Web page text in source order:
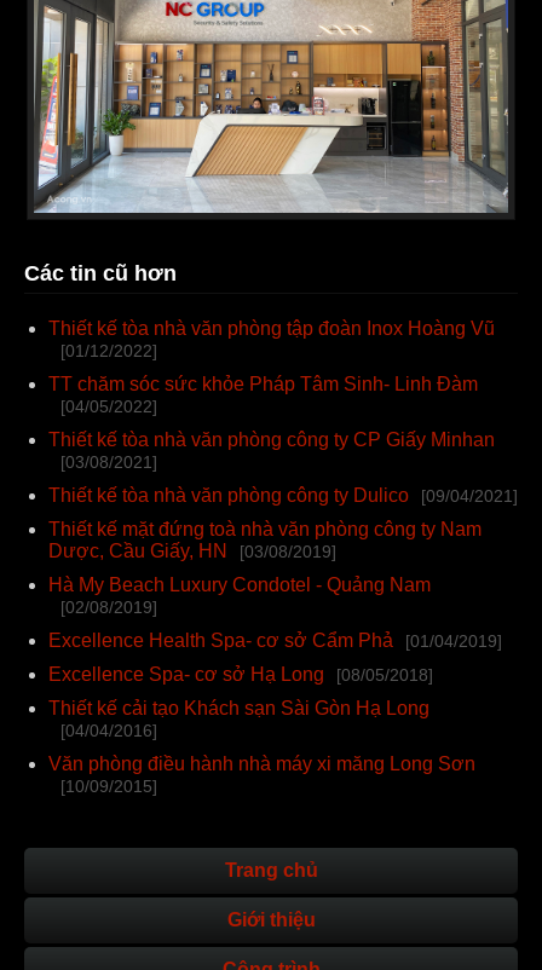
Các tin cũ hơn
Thiết kế tòa nhà văn phòng tập đoàn Inox Hoàng Vũ
[01/12/2022]
TT chăm sóc sức khỏe Pháp Tâm Sinh- Linh Đàm
[04/05/2022]
Thiết kế tòa nhà văn phòng công ty CP Giấy Minhan
[03/08/2021]
Thiết kế tòa nhà văn phòng công ty Dulico [09/04/2021]
Thiết kế mặt đứng toà nhà văn phòng công ty Nam
Dược, Cầu Giấy, HN
[03/08/2019]
Hà My Beach Luxury Condotel - Quảng Nam
[02/08/2019]
Excellence Health Spa- cơ sở Cẩm Phả [01/04/2019]
Excellence Spa- cơ sở Hạ Long [08/05/2018]
Thiết kế cải tạo Khách sạn Sài Gòn Hạ Long
[04/04/2016]
Văn phòng điều hành nhà máy xi măng Long Sơn
[10/09/2015]
Trang chủ
Giới thiệu